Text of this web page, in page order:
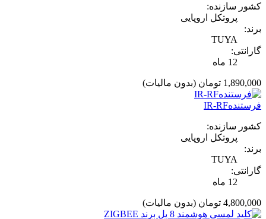
کشور سازنده:
پروتکل اروپایی
برند:
TUYA
گارانتی:
12 ماه
1,890,000 تومان (بدون مالیات)
فرستندهIR-RF
کشور سازنده:
پروتکل اروپایی
برند:
TUYA
گارانتی:
12 ماه
4,800,000 تومان (بدون مالیات)